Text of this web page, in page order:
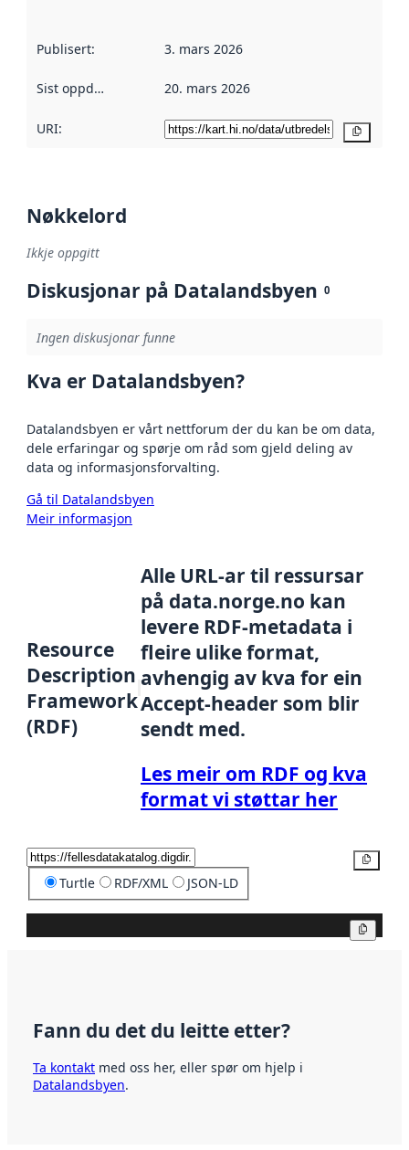
Publisert: 3. mars 2026
Sist oppdatert 20. mars 2026
URI:
Nøkkelord
Ikkje oppgitt
Diskusjonar på Datalandsbyen 0
Ingen diskusjonar funne
Kva er Datalandsbyen?
Datalandsbyen er vårt nettforum der du kan be om data,
dele erfaringar og spørje om råd som gjeld deling av
data og informasjonsforvalting.
Gå til Datalandsbyen
Meir informasjon
Resource
Description
Framework
(RDF)
Alle URL-ar til ressursar
på data.norge.no kan
levere RDF-metadata i
fleire ulike format,
avhengig av kva for ein
Accept-header som blir
sendt med.
Les meir om RDF og kva
format vi støttar her
Turtle RDF/XML JSON-LD
Fann du det du leitte etter?
Ta kontakt med oss her, eller spør om hjelp i
Datalandsbyen.